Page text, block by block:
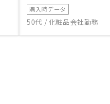
購入時データ
50代 / 化粧品会社勤務